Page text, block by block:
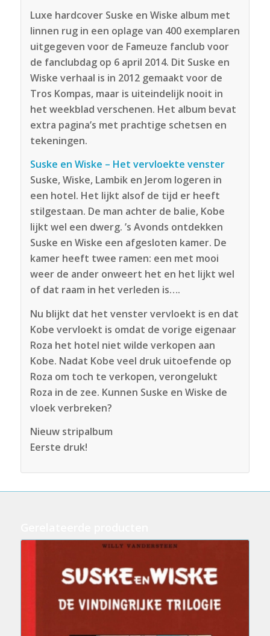
Luxe hardcover Suske en Wiske album met
linnen rug in een oplage van 400 exemplaren
uitgegeven voor de Fameuze fanclub voor
de fanclubdag op 6 april 2014. Dit Suske en
Wiske verhaal is in 2012 gemaakt voor de
Tros Kompas, maar is uiteindelijk nooit in
het weekblad verschenen. Het album bevat
extra pagina’s met prachtige schetsen en
tekeningen.
Suske en Wiske – Het vervloekte venster
Suske, Wiske, Lambik en Jerom logeren in
een hotel. Het lijkt alsof de tijd er heeft
stilgestaan. De man achter de balie, Kobe
lijkt wel een dwerg. ’s Avonds ontdekken
Suske en Wiske een afgesloten kamer. De
kamer heeft twee ramen: een met mooi
weer de ander onweert het en het lijkt wel
of dat raam in het verleden is….
Nu blijkt dat het venster vervloekt is en dat
Kobe vervloekt is omdat de vorige eigenaar
Roza het hotel niet wilde verkopen aan
Kobe. Nadat Kobe veel druk uitoefende op
Roza om toch te verkopen, verongelukt
Roza in de zee. Kunnen Suske en Wiske de
vloek verbreken?
Nieuw stripalbum
Eerste druk!